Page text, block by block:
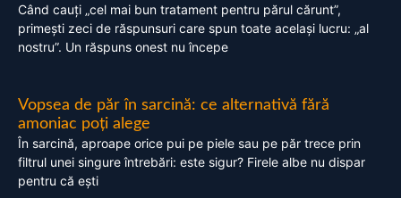
Când cauți „cel mai bun tratament pentru părul cărunt”,
primești zeci de răspunsuri care spun toate același lucru: „al
nostru”. Un răspuns onest nu începe
Vopsea de păr în sarcină: ce alternativă fără
amoniac poți alege
În sarcină, aproape orice pui pe piele sau pe păr trece prin
filtrul unei singure întrebări: este sigur? Firele albe nu dispar
pentru că ești